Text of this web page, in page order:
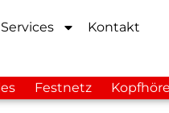
Services
Kontakt
Festnetz